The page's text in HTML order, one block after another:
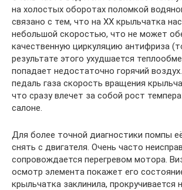
на холостых оборотах поломкой
связано с тем, что на ХХ крыльчатка
небольшой скоростью, что не может
качественную циркуляцию антифриза
результате этого ухудшается
попадает недостаточно горячий
педаль газа скорость вращения
что сразу влечет за собой рост
салоне.
Для более точной диагностики помпы
снять с двигателя. Очень часто
сопровождается перегревом мотора.
осмотр элемента покажет его
крыльчатка заклинила, прокручивается